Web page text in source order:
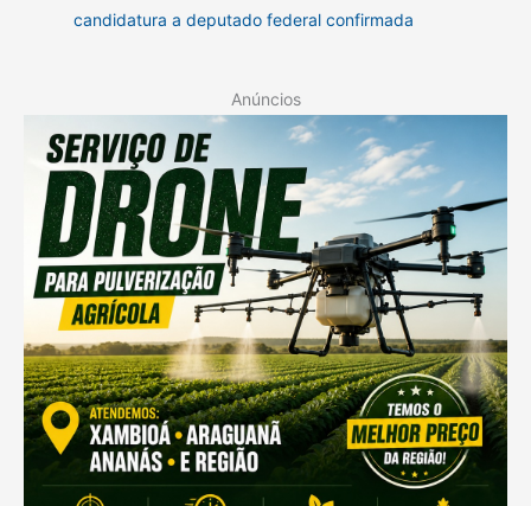
candidatura a deputado federal confirmada
Anúncios